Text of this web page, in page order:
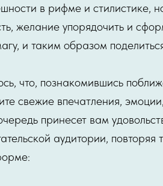
в рифме и стилистике,
желание упорядочить и
и таким образом
что, познакомившись
свежие впечатления,
принесет вам
аудитории,